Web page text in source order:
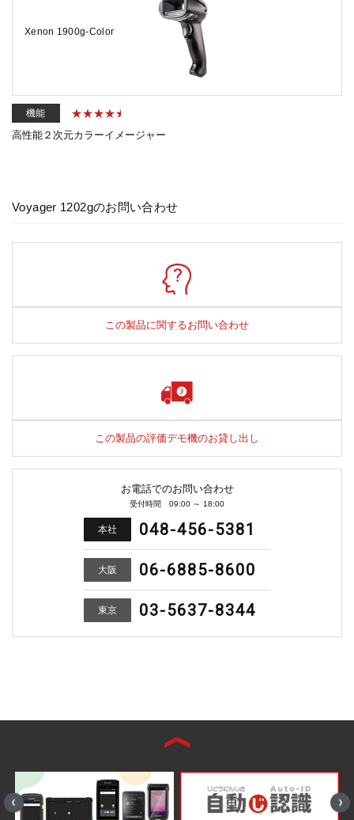
Xenon 1900g-Color
機能
高性能２次元カラーイメージャー
Voyager 1202gのお問い合わせ
この製品に関するお問い合わせ
この製品の評価デモ機のお貸し出し
お電話でのお問い合わせ
受付時間 09:00 ～ 18:00
本社 048-456-5381
大阪 06-6885-8600
東京 03-5637-8344